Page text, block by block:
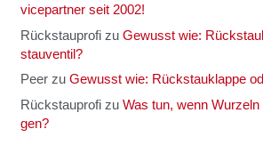
vice­part­ner seit 2002!
Rückstauprofizu Gewusst wie:
stau­ven­til?
Peerzu Gewusst wie: Rück­stau­klap­pe
Rückstauprofizu Was tun, wenn
gen?